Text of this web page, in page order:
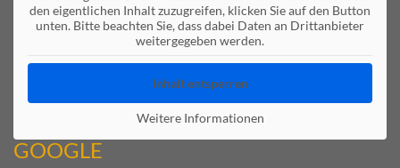
den eigentlichen Inhalt zuzugreifen, klicken Sie auf den Button
unten. Bitte beachten Sie, dass dabei Daten an Drittanbieter
weitergegeben werden.
Inhalt entsperren
Weitere Informationen
GOOGLE